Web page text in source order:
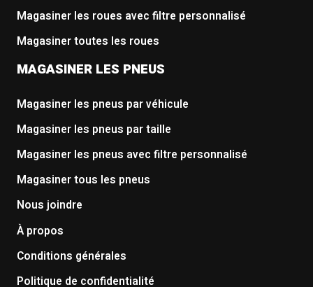
Magasiner les roues avec filtre personnalisé
Magasiner toutes les roues
MAGASINER LES PNEUS
Magasiner les pneus par véhicule
Magasiner les pneus par taille
Magasiner les pneus avec filtre personnalisé
Magasiner tous les pneus
Nous joindre
À propos
Conditions générales
Politique de confidentialité